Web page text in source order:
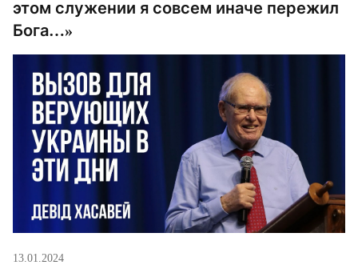
этом служении я совсем иначе пережил
Бога…»
13.01.2024